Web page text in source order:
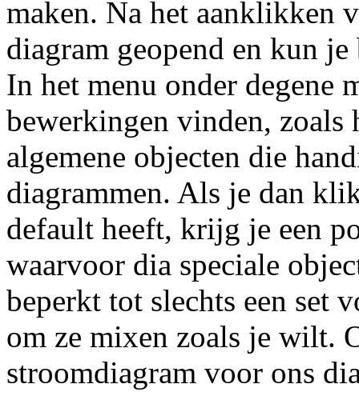
maken. Na het aanklikken
diagram geopend en kun
In het menu onder degene
bewerkingen vinden, zoals
algemene objecten die
diagrammen. Als je dan
default heeft, krijg je een
waarvoor dia speciale
beperkt tot slechts een set
om ze mixen zoals je wilt.
stroomdiagram voor ons